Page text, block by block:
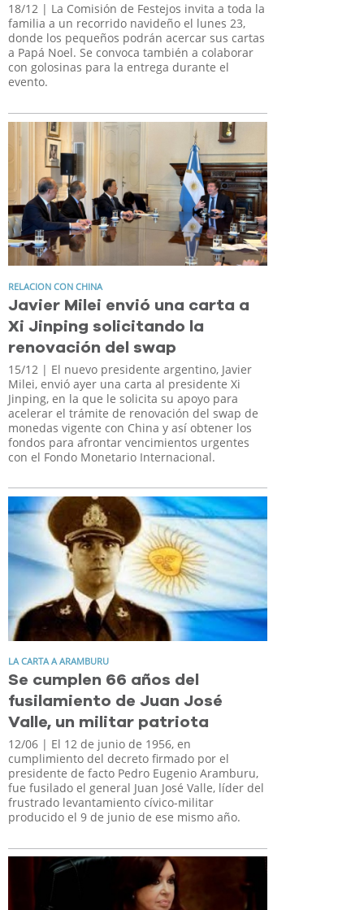
18/12 | La Comisión de Festejos invita a toda la
familia a un recorrido navideño el lunes 23,
donde los pequeños podrán acercar sus cartas
a Papá Noel. Se convoca también a colaborar
con golosinas para la entrega durante el
evento.
RELACION CON CHINA
Javier Milei envió una carta a
Xi Jinping solicitando la
renovación del swap
15/12 | El nuevo presidente argentino, Javier
Milei, envió ayer una carta al presidente Xi
Jinping, en la que le solicita su apoyo para
acelerar el trámite de renovación del swap de
monedas vigente con China y así obtener los
fondos para afrontar vencimientos urgentes
con el Fondo Monetario Internacional.
LA CARTA A ARAMBURU
Se cumplen 66 años del
fusilamiento de Juan José
Valle, un militar patriota
12/06 | El 12 de junio de 1956, en
cumplimiento del decreto firmado por el
presidente de facto Pedro Eugenio Aramburu,
fue fusilado el general Juan José Valle, líder del
frustrado levantamiento cívico-militar
producido el 9 de junio de ese mismo año.